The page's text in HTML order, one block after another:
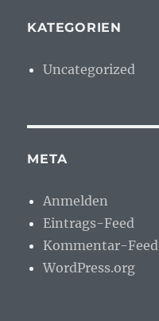
KATEGORIEN
Uncategorized
META
Anmelden
Eintrags-Feed
Kommentar-Feed
WordPress.org